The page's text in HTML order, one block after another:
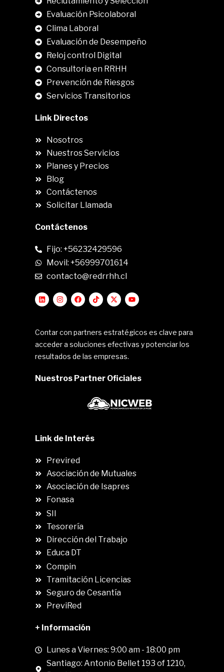
Evaluación Psicolaboral
Clima Laboral
Evaluación de Desempeño
Reloj control Digital
Consultoria en RRHH
Prevención de Riesgos
Servicios Transitorios
Link Directos
Nosotros
Nuestros Servicios
Planes y Precios
Blog
Contáctenos
Solicitar Llamada
Contáctenos
Fijo: +56232429596
Movil: +56999701614
contacto@redrrhh.cl
Contar con partners estratégicos es clave para
acceder a soluciones efectivas y potenciar los
resultados de las empresas.
Nuestros Partner Oficiales
Link de Interés
Previred
Asociación de Mutuales
Asociación de Isapres
Fonasa
SII
Tesorería
Dirección del Trabajo
Educa DT
Compin
Tramitación Licencias
Seguro de Cesantía
PreviRed
+ Información
Lunes a Viernes: 9:00 am - 18:00 pm
Santiago: Antonio Bellet 193 of 1210,